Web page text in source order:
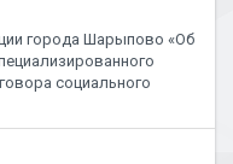
города Шарыпово «Об
социального